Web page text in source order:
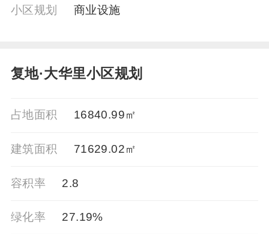
小区规划 商业设施
复地·大华里小区规划
占地面积 16840.99㎡
建筑面积 71629.02㎡
容积率 2.8
绿化率 27.19%